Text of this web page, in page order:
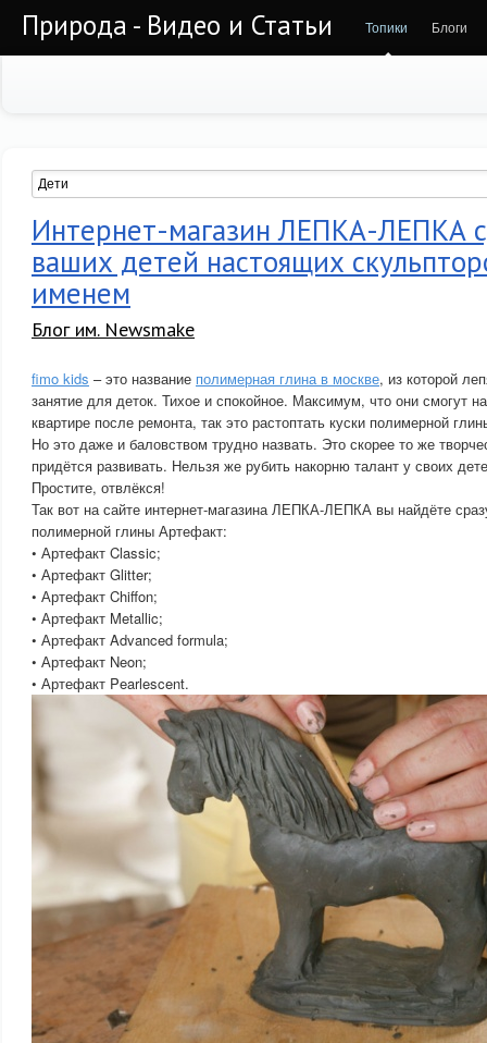
Природа - Видео и Статьи Топики Блоги
Интернет-магазин ЛЕПКА-ЛЕПКА
ваших детей настоящих
именем
Блог им. Newsmake
fimo kids – это название полимерная глина в москве, из которой
занятие для деток. Тихое и спокойное. Максимум, что они смогут
квартире после ремонта, так это растоптать куски полимерной
Но это даже и баловством трудно назвать. Это скорее то же
придётся развивать. Нельзя же рубить накорню талант у своих
Простите, отвлёкся!
Так вот на сайте интернет-магазина ЛЕПКА-ЛЕПКА вы найдёте
полимерной глины Артефакт:
• Артефакт Classic;
• Артефакт Glitter;
• Артефакт Chiffon;
• Артефакт Metallic;
• Артефакт Advanced formula;
• Артефакт Neon;
• Артефакт Pearlescent.